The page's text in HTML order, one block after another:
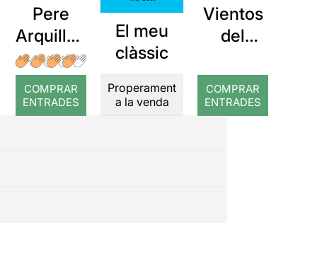
Pere
Arquillué
: Coral
romput
COMPRAR
ENTRADES
El meu
clàssic
Properament
a la venda
Vientos
del
COMPRAR
ENTRADES